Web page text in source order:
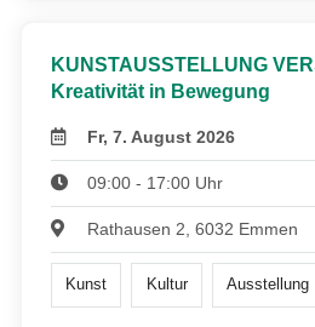
KUNSTAUSSTELLUNG
Kreativität in Bewegung
Fr, 7. August 2026
09:00 - 17:00 Uhr
Rathausen 2, 6032 Emmen
Kunst Kultur Ausstellung